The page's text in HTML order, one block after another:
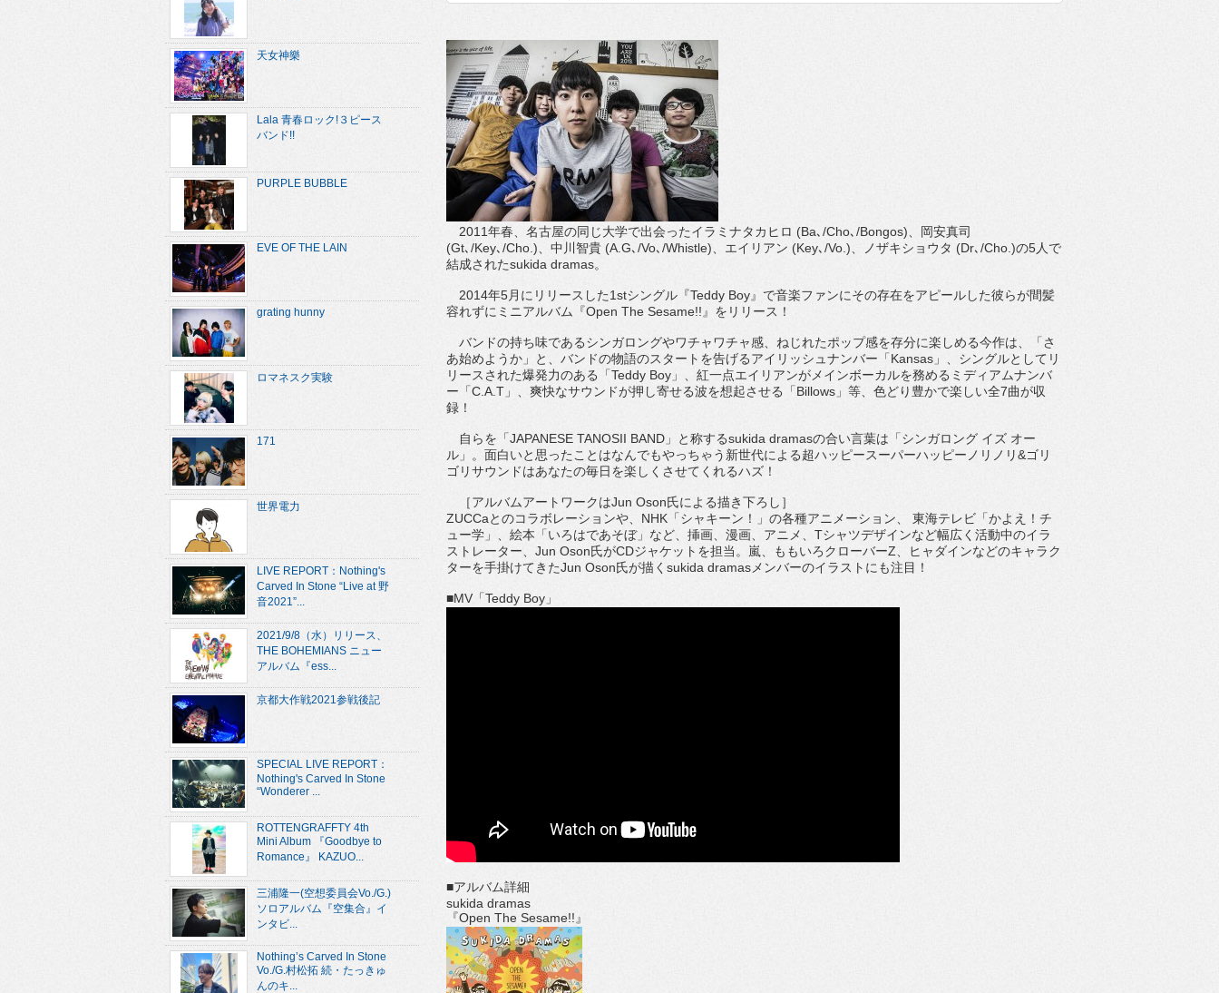
2011年春、名古屋の同じ大学で出会ったイラミナタカヒロ (Ba､/Cho､/Bongos)、岡安真司
(Gt､/Key､/Cho.)、中川智貴 (A.G､/Vo､/Whistle)、エイリアン (Key､/Vo.)、ノザキショウタ (Dr､/Cho.)の5人で
結成されたsukida dramas。
2014年5月にリリースした1stシングル『Teddy Boy』で音楽ファンにその存在をアピールした彼らが間髪
容れずにミニアルバム『Open The Sesame!!』をリリース！
バンドの持ち味であるシンガロングやワチャワチャ感、ねじれたポップ感を存分に楽しめる今作は、「さ
あ始めようか」と、バンドの物語のスタートを告げるアイリッシュナンバー「Kansas」、シングルとしてリ
リースされた爆発力のある「Teddy Boy」、紅一点エイリアンがメインボーカルを務めるミディアムナンバ
ー「C.A.T」、爽快なサウンドが押し寄せる波を想起させる「Billows」等、色どり豊かで楽しい全7曲が収
録！
自らを「JAPANESE TANOSII BAND」と称するsukida dramasの合い言葉は「シンガロング イズ オー
ル」。面白いと思ったことはなんでもやっちゃう新世代による超ハッピースーパーハッピーノリノリ&ゴリ
ゴリサウンドはあなたの毎日を楽しくさせてくれるハズ！
［アルバムアートワークはJun Oson氏による描き下ろし］
ZUCCaとのコラボレーションや、NHK「シャキーン！」の各種アニメーション、 東海テレビ「かよえ！チ
ュー学」、絵本「いろはであそぼ」など、挿画、漫画、アニメ、Tシャツデザインなど幅広く活動中のイラ
ストレーター、Jun Oson氏がCDジャケットを担当。嵐、ももいろクローバーZ、ヒャダインなどのキャラク
ターを手掛けてきたJun Oson氏が描くsukida dramasメンバーのイラストにも注目！
■MV「Teddy Boy」
■アルバム詳細
sukida dramas
『Open The Sesame!!』
天女神樂
Lala 青春ロック!３ピース
バンド!!
PURPLE BUBBLE
EVE OF THE LAIN
grating hunny
ロマネスク実験
171
世界電力
LIVE REPORT：Nothing's
Carved In Stone “Live at 野
音2021”...
2021/9/8（水）リリース、
THE BOHEMIANS ニュー
アルバム『ess...
京都大作戦2021参戦後記
SPECIAL LIVE REPORT：
Nothing's Carved In Stone
“Wonderer ...
ROTTENGRAFFTY 4th
Mini Album 『Goodbye to
Romance』 KAZUO...
三浦隆一(空想委員会Vo./G.)
ソロアルバム『空集合』イ
ンタビ...
Nothing’s Carved In Stone
Vo./G.村松拓 続・たっきゅ
んのキ...